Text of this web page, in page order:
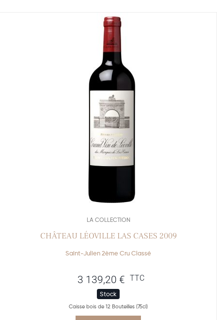
LA COLLECTION
CHÂTEAU LÉOVILLE LAS CASES 2009
Saint-Julien 2ème Cru Classé
3 139,20 € TTC
Stock
Caisse bois de 12 Bouteilles (75cl)